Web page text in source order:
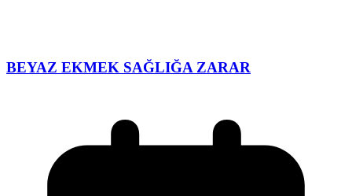
BEYAZ EKMEK SAĞLIĞA ZARAR